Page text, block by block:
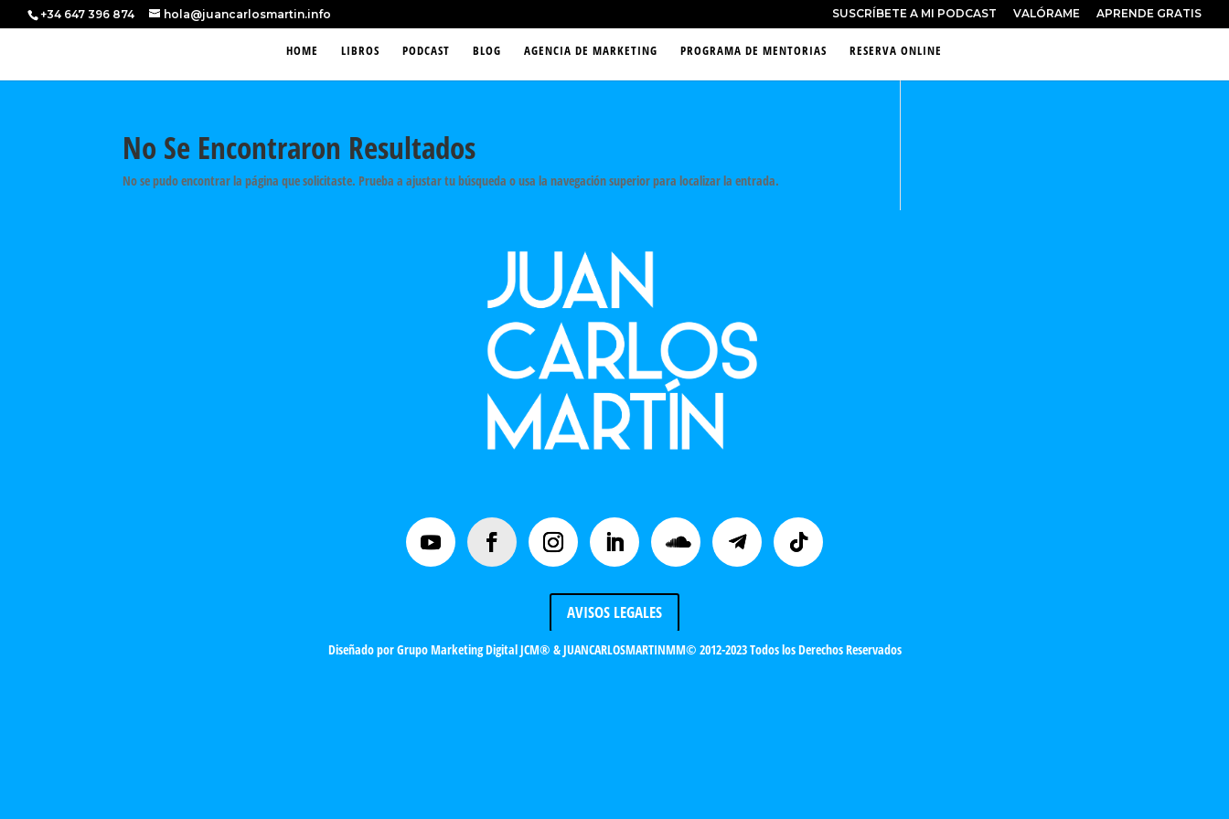
+34 647 396 874 hola@juancarlosmartin.info SUSCRÍBETE A MI PODCAST VALÓRAME APRENDE GRATIS
HOME LIBROS PODCAST BLOG AGENCIA DE MARKETING PROGRAMA DE MENTORIAS RESERVA ONLINE
No Se Encontraron Resultados
No se pudo encontrar la página que solicitaste. Prueba a ajustar tu búsqueda o usa la navegación superior para localizar la entrada.
AVISOS LEGALES
Diseñado porGrupo Marketing Digital JCM® & JUANCARLOSMARTINMM© 2012-2023 Todos los Derechos Reservados